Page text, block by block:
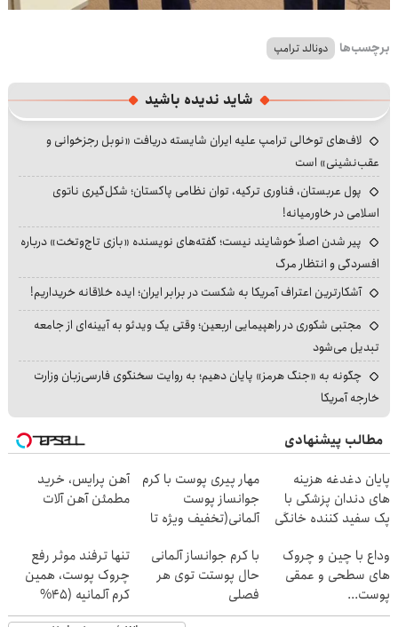
برچسب‌ها دونالد ترامپ
شاید ندیده باشید
لاف‌های توخالی ترامپ علیه ایران شایسته دریافت «نوبل رجزخوانی و
عقب‌نشینی» است
پول عربستان، فناوری ترکیه، توان نظامی پاکستان؛ شکل‌گیری ناتوی
اسلامی در خاورمیانه!
پیر شدن اصلاً خوشایند نیست؛ گفته‌های نویسنده «بازی تاج‌وتخت» درباره
افسردگی و انتظار مرگ
آشکارترین اعتراف آمریکا به شکست در برابر ایران؛ ایده خلاقانه خریداریم!
مجتبی شکوری در راهپیمایی اربعین؛ وقتی یک ویدئو به آیینه‌ای از جامعه
تبدیل می‌شود
چگونه به «جنگ هرمز» پایان دهیم؛ به روایت سخنگوی فارسی‌زبان وزارت
خارجه آمریکا
مطالب پیشنهادی
پایان دغدغه هزینه
های دندان پزشکی با
پک سفید کننده خانگی
مهار پیری پوست با کرم
جوانساز پوست
آلمانی(تخفیف ویژه تا
آهن پرایس، خرید
مطمئن آهن آلات
وداع با چین و چروک
های سطحی و عمقی
پوست...
با کرم جوانساز آلمانی
حال پوستت توی هر
فصلی
خوبه۴۵٪تخفیف
تنها ترفند موثر رفع
چروک پوست، همین
کرم آلمانیه (45%
تخفیف)